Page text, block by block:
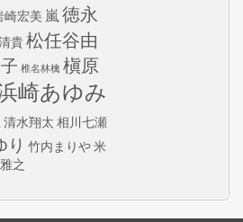
崎宏美 嵐 徳永
貴松任谷由
椎名林檎 槇原
崎あゆみ
清水翔太 相川七瀬
り 竹内まりや米
之